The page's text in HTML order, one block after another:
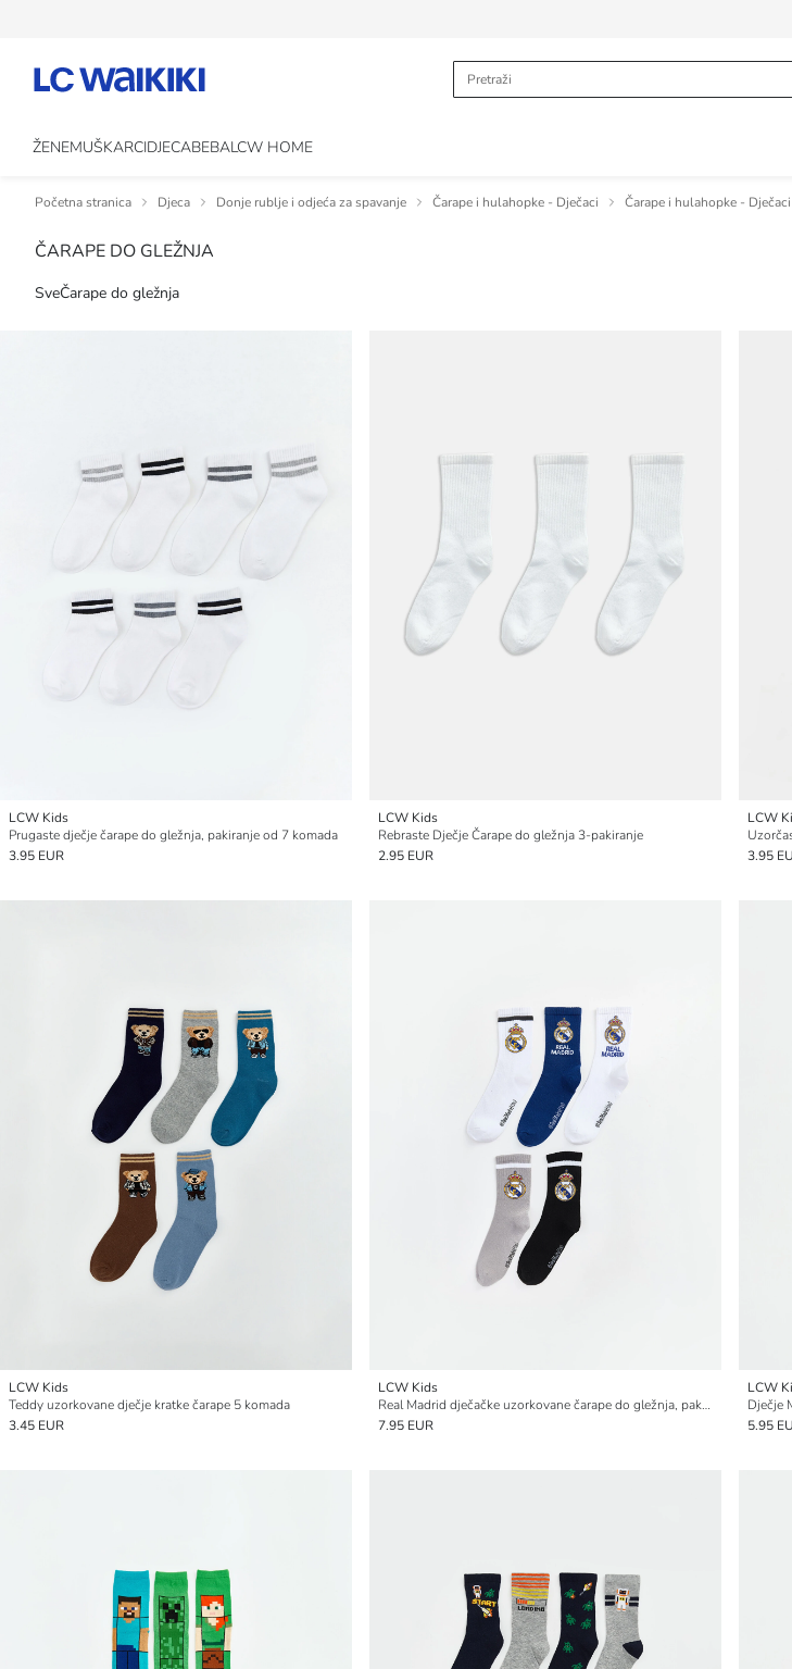
ŽENEMUŠKARCIDJECABEBALCW HOME
Početna stranica Djeca Donje rublje i odjeća za spavanje Čarape i hulahopke - Dječaci Čarape i hulahopke - Dječaci
ČARAPE DO GLEŽNJA
SveČarape do gležnja
LCW Kids
Prugaste dječje čarape do gležnja, pakiranje od 7 komada
3.95 EUR
LCW Kids
Rebraste Dječje Čarape do gležnja 3-pakiranje
2.95 EUR
LCW
3.95
LCW Kids
Teddy uzorkovane dječje kratke čarape 5 komada
3.45 EUR
LCW Kids
Real Madrid dječačke uzorkovane čarape do gležnja, pakiranje 5 komada
7.95 EUR
LCW
5.95